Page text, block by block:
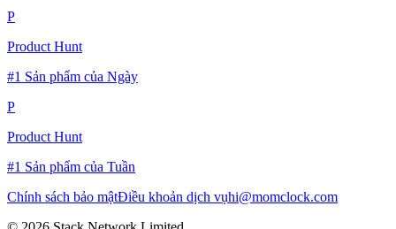
P
Product Hunt
#1 Sản phẩm của Ngày
P
Product Hunt
#1 Sản phẩm của Tuần
Chính sách bảo mậtĐiều khoản dịch vụhi@momclock.com